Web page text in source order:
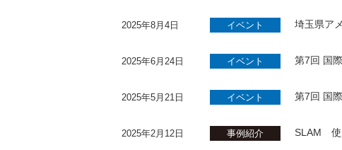
2025年8月4日 イベント 埼玉県ア
2025年6月24日 イベント 第7回 国
2025年5月21日 イベント 第7回 国
2025年2月12日 事例紹介 SLAM